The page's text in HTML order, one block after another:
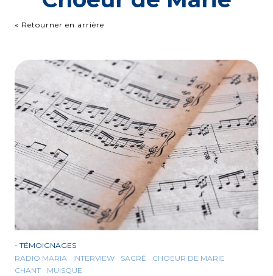
« Retourner en arrière
- TÉMOIGNAGES
RADIO MARIA
INTERVIEW SACRÉ
CHOEUR DE MARIE
CHANT
MUISQUE